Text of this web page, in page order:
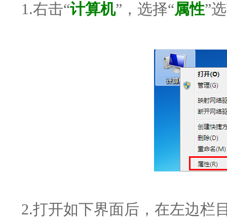
1.右击“计算机”，选择“属性”
2.打开如下界面后，在左边栏